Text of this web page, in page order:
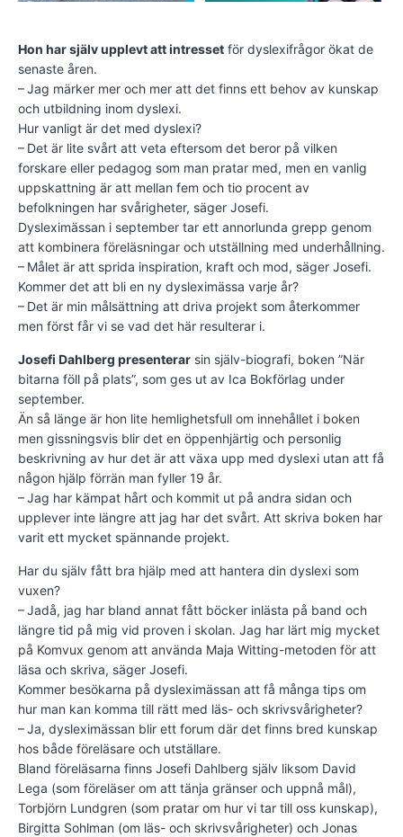
Hon har själv upplevt att intresset för dyslexifrågor ökat de
senaste åren.
– Jag märker mer och mer att det finns ett behov av kunskap
och utbildning inom dyslexi.
Hur vanligt är det med dyslexi?
– Det är lite svårt att veta eftersom det beror på vilken
forskare eller pedagog som man pratar med, men en vanlig
uppskattning är att mellan fem och tio procent av
befolkningen har svårigheter, säger Josefi.
Dysleximässan i september tar ett annorlunda grepp genom
att kombinera föreläsningar och utställning med underhållning.
– Målet är att sprida inspiration, kraft och mod, säger Josefi.
Kommer det att bli en ny dysleximässa varje år?
– Det är min målsättning att driva projekt som återkommer
men först får vi se vad det här resulterar i.
Josefi Dahlberg presenterar sin själv­-biografi, boken ”När
bitarna föll på plats”, som ges ut av Ica Bokförlag under
september.
Än så länge är hon lite hemlighetsfull om innehållet i boken
men gissningsvis blir det en öppenhjärtig och personlig
beskrivning av hur det är att växa upp med dyslexi utan att få
någon hjälp förrän man fyller 19 år.
– Jag har kämpat hårt och kommit ut på andra sidan och
upplever inte längre att jag har det svårt. Att skriva boken har
varit ett mycket spännande projekt.
Har du själv fått bra hjälp med att hantera din dyslexi som
vuxen?
– Jadå, jag har bland annat fått böcker inlästa på band och
längre tid på mig vid proven i skolan. Jag har lärt mig mycket
på Komvux genom att använda Maja Witting-metoden för att
läsa och skriva, säger Josefi.
Kommer besökarna på dysleximässan att få många tips om
hur man kan komma till rätt med läs- och skrivsvårigheter?
– Ja, dysleximässan blir ett forum där det finns bred kunskap
hos både föreläsare och utställare.
Bland föreläsarna finns Josefi Dahlberg själv liksom David
Lega (som föreläser om att tänja gränser och uppnå mål),
Torbjörn Lundgren (som pratar om hur vi tar till oss kunskap),
Birgitta Sohlman (om läs- och skrivsvårigheter) och Jonas